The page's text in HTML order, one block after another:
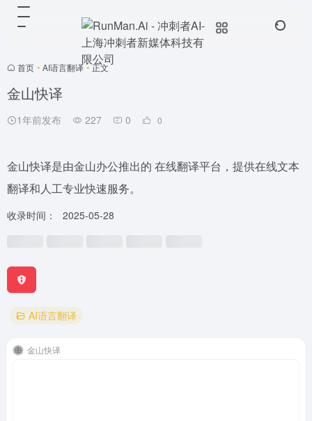
首页 • AI语言翻译 • 正文
金山快译
1年前发布 227 0 0
金山快译是由金山办公推出的 在线翻译平台，提供在线文本
翻译和人工专业快速服务。
收录时间： 2025-05-28
AI语言翻译
金山快译